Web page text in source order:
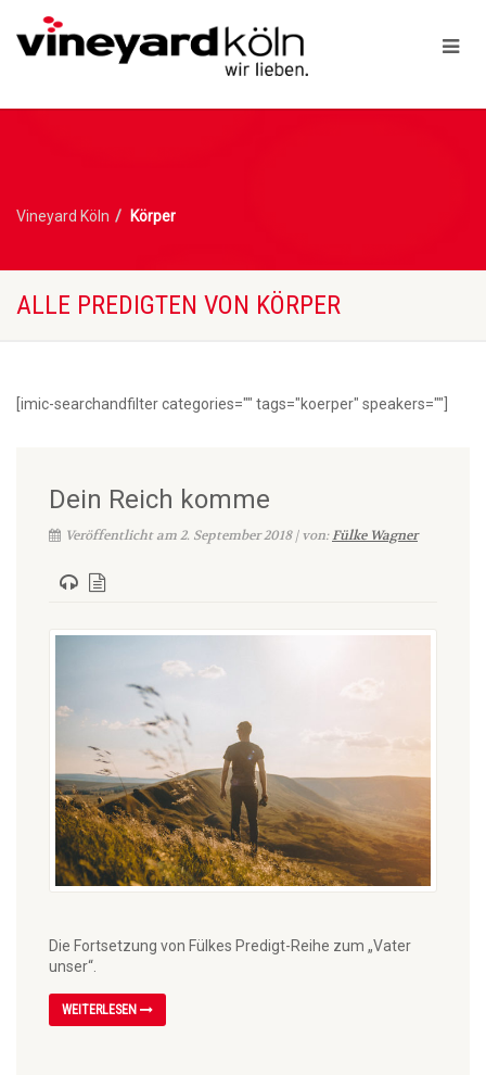
Vineyard Köln Körper
ALLE PREDIGTEN VON KÖRPER
[imic-searchandfilter categories="" tags="koerper" speakers=""]
Dein Reich komme
Veröffentlicht am 2. September 2018 | von:Fülke Wagner
Die Fortsetzung von Fülkes Predigt-Reihe zum „Vater
unser“.
WEITERLESEN